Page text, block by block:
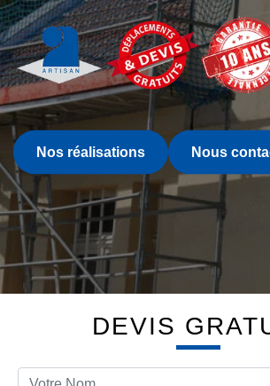
Nos réalisations Nous
DEVIS